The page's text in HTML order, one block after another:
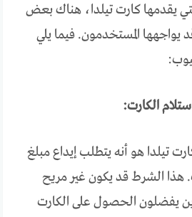
يقدمها كارت تيلدا، هناك بعض
يواجهها المستخدمون. فيما يلي
الكارت:
تيلدا هو أنه يتطلب إيداع مبلغ
هذا الشرط قد يكون غير مريح
يفضلون الحصول على الكارت